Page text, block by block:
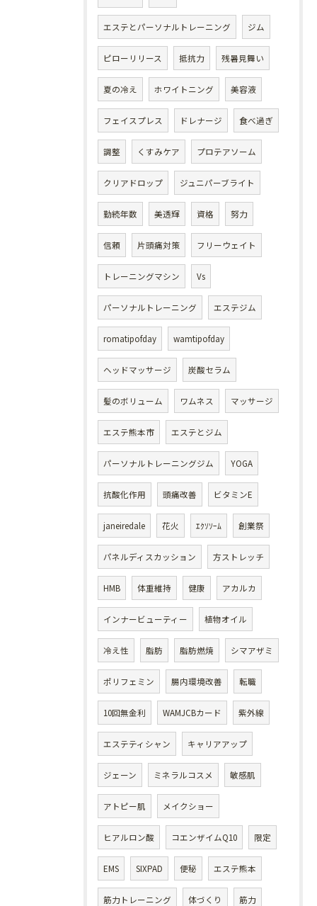
エステとパーソナルトレーニング ジム
ピローリリース 抵抗力 残暑見舞い
夏の冷え ホワイトニング 美容液
フェイスプレス ドレナージ 食べ過ぎ
調整 くすみケア プロテアソーム
クリアドロップ ジュニパーブライト
勤続年数 美透輝 資格 努力
信頼 片頭痛対策 フリーウェイト
トレーニングマシン Vs
パーソナルトレーニング エステジム
romatipofday wamtipofday
ヘッドマッサージ 炭酸セラム
髪のボリューム ワムネス マッサージ
エステ熊本市 エステとジム
パーソナルトレーニングジム YOGA
抗酸化作用 頭痛改善 ビタミンE
janeiredale 花火 ｴｸｿｿｰﾑ 創業祭
パネルディスカッション 方ストレッチ
HMB 体重維持 健康 アカルカ
インナービューティー 植物オイル
冷え性 脂肪 脂肪燃焼 シマアザミ
ポリフェミン 腸内環境改善 転職
10回無金利 WAMJCBカード 紫外線
エステティシャン キャリアアップ
ジェーン ミネラルコスメ 敏感肌
アトピー肌 メイクショー
ヒアルロン酸 コエンザイムQ10 限定
EMS SIXPAD 便秘 エステ熊本
筋力トレーニング 体づくり 筋力